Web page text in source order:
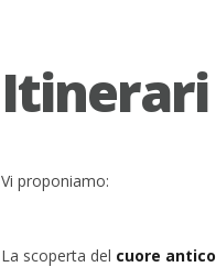
Itinerari
Vi proponiamo:
La scoperta del cuore antico